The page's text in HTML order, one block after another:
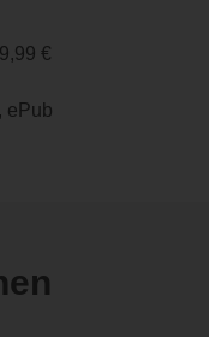
€
ePub